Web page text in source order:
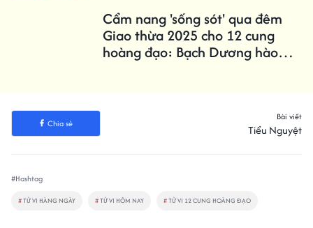
Song Ngư sẽ tiết kiệm được một khoản tiền
kha khá. Về tình cảm, Song Ngư nên mở rộng
lòng mình, chấp nhận lời mai mối của người
phương xem sao.
TIN LIÊN QUAN